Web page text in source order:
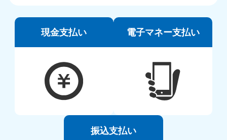
現金支払い 電子マネー支払い
振込支払い